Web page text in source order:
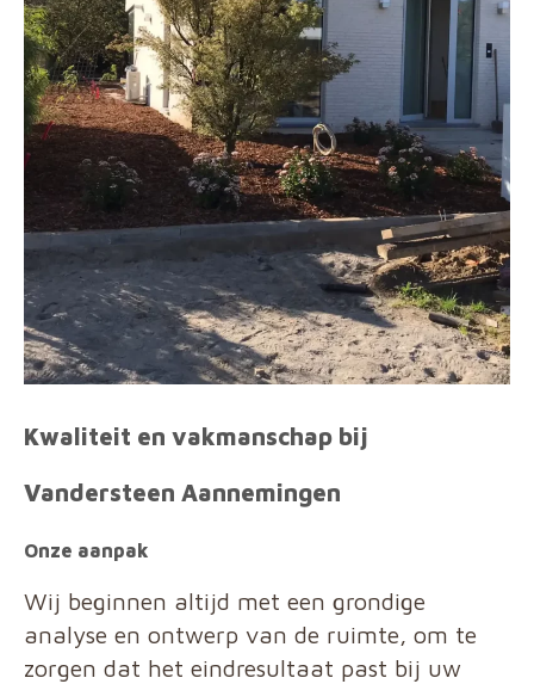
Kwaliteit en vakmanschap bij
Vandersteen Aannemingen
Onze aanpak
Wij beginnen altijd met een grondige
analyse en ontwerp van de ruimte, om te
zorgen dat het eindresultaat past bij uw